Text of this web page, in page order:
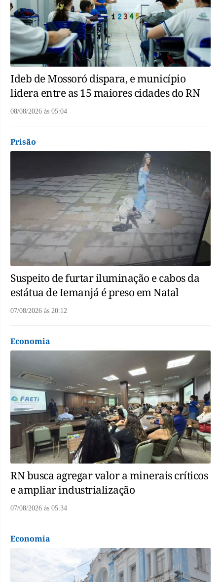
Ideb de Mossoró dispara, e município
lidera entre as 15 maiores cidades do RN
08/08/2026 às 05:04
Prisão
Suspeito de furtar iluminação e cabos da
estátua de Iemanjá é preso em Natal
07/08/2026 às 20:12
Economia
RN busca agregar valor a minerais críticos
e ampliar industrialização
07/08/2026 às 05:34
Economia